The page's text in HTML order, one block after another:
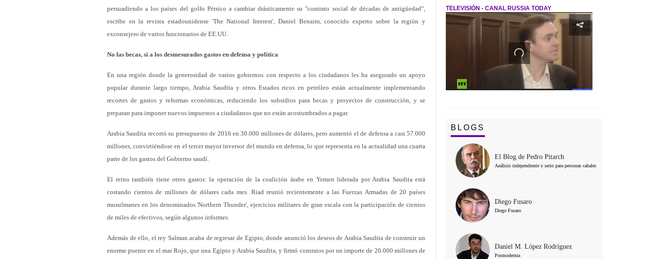
persuadiendo a los países del golfo Pérsico a cambiar drásticamente su "contrato social de décadas de antigüedad",
escribe en la revista estadounidense 'The National Interest', Daniel Benaim, conocido experto sobre la región y
exconsejero de varios funcionarios de EE.UU.
No las becas, si a los desmesurados gastos en defensa y política
En una región donde la generosidad de varios gobiernos con respecto a los ciudadanos les ha asegurado un apoyo
popular durante largo tiempo, Arabia Saudita y otros Estados ricos en petróleo están actualmente implementando
recortes de gastos y reformas económicas, reduciendo los subsidios para becas y proyectos de construcción, y se
preparan para imponer nuevos impuestos a ciudadanos que no están acostumbrados a pagar.
Arabia Saudita recortó su presupuesto de 2016 en 30.000 millones de dólares, pero aumentó el de defensa a casi 57.000
millones, convirtiéndose en el tercer mayor inversor del mundo en defensa, lo que representa en la actualidad una cuarta
parte de los gastos del Gobierno saudí.
El reino también tiene otros gastos: la operación de la coalición árabe en Yemen liderada por Arabia Saudita está
costando cientos de millones de dólares cada mes. Riad reunió recientemente a las Fuerzas Armadas de 20 países
musulmanes en los denominados 'Northern Thunder', ejercicios militares de gran escala con la participación de cientos
de miles de efectivos, según algunos informes.
Además de ello, el rey Salman acaba de regresar de Egipto, donde anunció los deseos de Arabia Saudita de construir un
enorme puente en el mar Rojo, que una Egipto y Arabia Saudita, y firmó contratos por un importe de 20.000 millones de
TELEVISIÓN - CANAL RUSSIA TODAY
BLOGS
El Blog de Pedro Pitarch
Análisis independiente y serio para personas cabales
Diego Fusaro
Diego Fusaro
Daniel M. López Rodríguez
Posmodernia